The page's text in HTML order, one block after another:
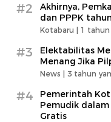
#2
Akhirnya,
dan PPPK
Kotabaru | 1 tahun
#3
Elektabilitas
Menang Jika
News | 3 tahun
#4
Pemerintah
Pemudik
Gratis